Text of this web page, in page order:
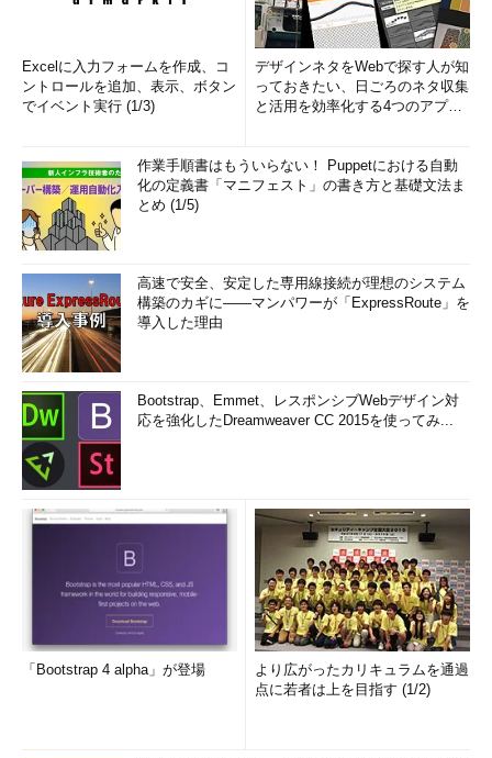
Excelに入力フォームを作成、コ
ントロールを追加、表示、ボタン
でイベント実行 (1/3)
デザインネタをWebで探す人が知
っておきたい、日ごろのネタ収集
と活用を効率化する4つのアプリ
作業手順書はもういらない！ Puppetにおける自動
化の定義書「マニフェスト」の書き方と基礎文法ま
とめ (1/5)
高速で安全、安定した専用線接続が理想のシステム
構築のカギに――マンパワーが「ExpressRoute」を
導入した理由
Bootstrap、Emmet、レスポンシブWebデザイン対
応を強化したDreamweaver CC 2015を使ってみ...
「Bootstrap 4 alpha」が登場
より広がったカリキュラムを通過
点に若者は上を目指す (1/2)